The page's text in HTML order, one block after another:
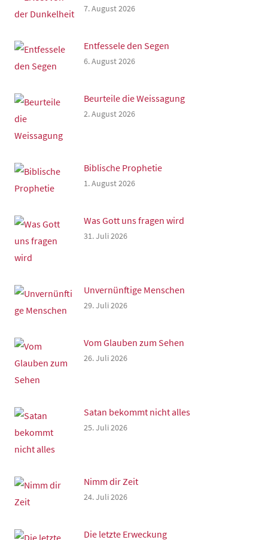
7. August 2026
Entfessele den Segen
6. August 2026
Beurteile die Weissagung
2. August 2026
Biblische Prophetie
1. August 2026
Was Gott uns fragen wird
31. Juli 2026
Unvernünftige Menschen
29. Juli 2026
Vom Glauben zum Sehen
26. Juli 2026
Satan bekommt nicht alles
25. Juli 2026
Nimm dir Zeit
24. Juli 2026
Die letzte Erweckung